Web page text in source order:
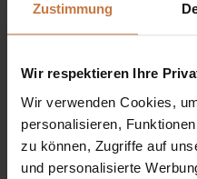
Zustimmung
Wir respektieren Ihre
Wir verwenden Cookies,
personalisieren,
zu können, Zugriffe auf
und personalisierte
Das ausgleichende
und unterstützt die
Kopfhaut.
Inhalt0.2 Liter(€ 79,50 * / 1 Liter)